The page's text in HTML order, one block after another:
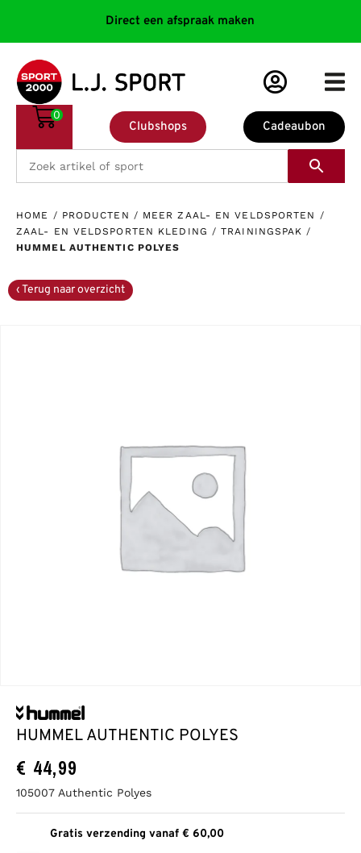
Direct een afspraak maken
Cadeaubon
Clubshops
0
HOME / PRODUCTEN / MEER ZAAL- EN VELDSPORTEN /
ZAAL- EN VELDSPORTEN KLEDING /TRAININGSPAK /
HUMMEL AUTHENTIC POLYES
HUMMEL AUTHENTIC POLYES
€ 44,99
105007 Authentic Polyes
Gratis verzending vanaf € 60,00